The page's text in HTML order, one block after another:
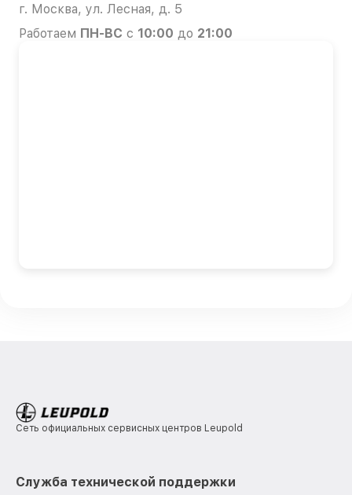
г. Москва, ул. Лесная, д. 5
Работаем ПН-ВС с 10:00 до 21:00
Сеть официальных сервисных центров Leupold
Служба технической поддержки